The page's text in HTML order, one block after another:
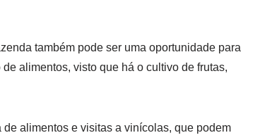
também pode ser uma oportunidade para
alimentos, visto que há o cultivo de frutas,
alimentos e visitas a vinícolas, que podem